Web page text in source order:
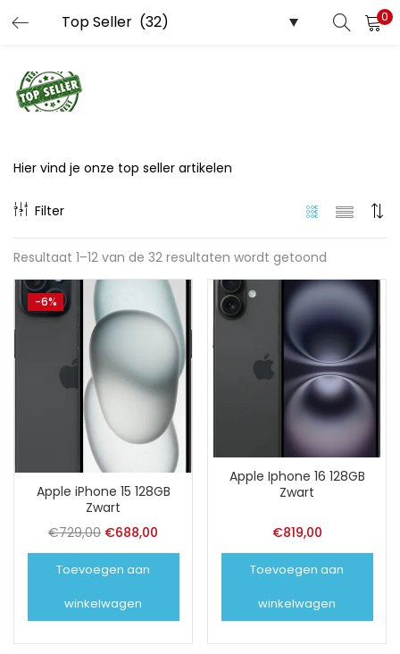
0
LOGIN REGISTER
Enter your username and password to login.
Remember me
Lost password?
Hier vind je onze top seller artikelen
Filter
Resultaat 1–12 van de 32 resultaten wordt getoond
-6%
Apple iPhone 15 128GB
Zwart
€729,00 Oorspronkelijke
prijs
was:
€729,00.
€688,00
prijs
Toevoegen aan
winkelwagen
Apple Iphone 16 128GB
Zwart
€819,00
Toevoegen aan
winkelwagen